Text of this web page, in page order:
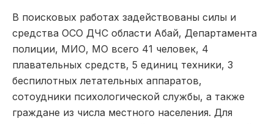
В поисковых работах задействованы силы и
средства ОСО ДЧС области Абай, Департамента
полиции, МИО, МО всего 41 человек, 4
плавательных средств, 5 единиц техники, 3
беспилотных летательных аппаратов,
сотоудники психологической службы, а также
граждане из числа местного населения. Для